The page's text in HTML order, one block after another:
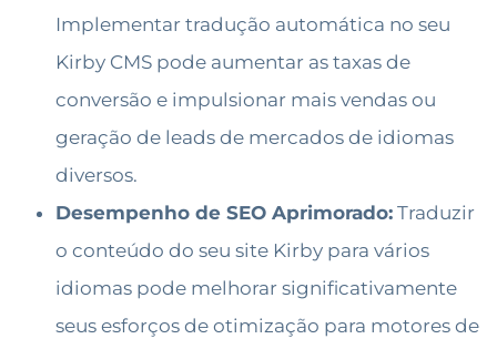
Implementar tradução automática no seu
Kirby CMS pode aumentar as taxas de
conversão e impulsionar mais vendas ou
geração de leads de mercados de idiomas
diversos.
Desempenho de SEO Aprimorado: Traduzir
o conteúdo do seu site Kirby para vários
idiomas pode melhorar significativamente
seus esforços de otimização para motores de